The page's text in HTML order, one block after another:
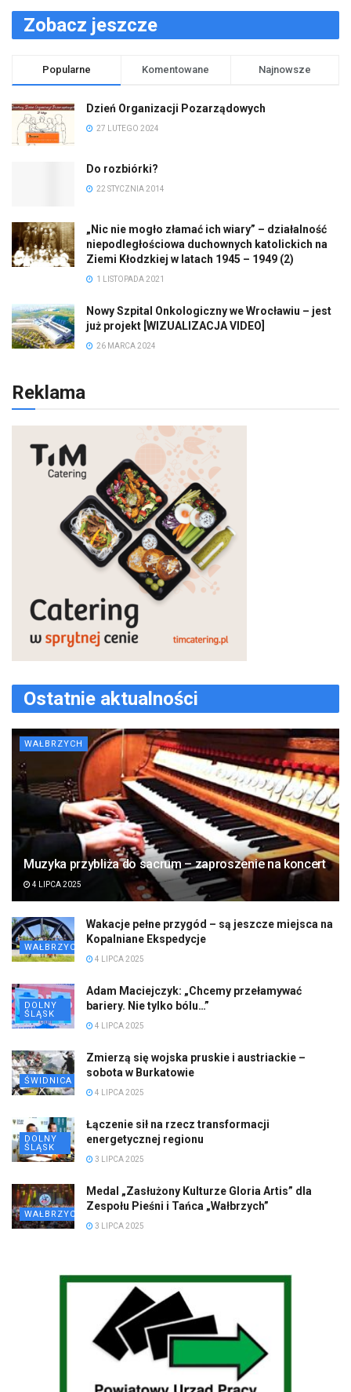
Zobacz jeszcze
Popularne Komentowane Najnowsze
Dzień Organizacji Pozarządowych
27 LUTEGO 2024
Do rozbiórki?
22 STYCZNIA 2014
„Nic nie mogło złamać ich wiary” – działalność
niepodległościowa duchownych katolickich na
Ziemi Kłodzkiej w latach 1945 – 1949 (2)
1 LISTOPADA 2021
Nowy Szpital Onkologiczny we Wrocławiu – jest
już projekt [WIZUALIZACJA VIDEO]
26 MARCA 2024
Reklama
Ostatnie aktualności
WAŁBRZYCH
Muzyka przybliża do sacrum – zaproszenie na koncert
4 LIPCA 2025
WAŁBRZYCH
Wakacje pełne przygód – są jeszcze miejsca na
Kopalniane Ekspedycje
4 LIPCA 2025
DOLNY
ŚLĄSK
Adam Maciejczyk: „Chcemy przełamywać
bariery. Nie tylko bólu…”
4 LIPCA 2025
ŚWIDNICA
Zmierzą się wojska pruskie i austriackie –
sobota w Burkatowie
4 LIPCA 2025
DOLNY
ŚLĄSK
Łączenie sił na rzecz transformacji
energetycznej regionu
3 LIPCA 2025
WAŁBRZYCH
Medal „Zasłużony Kulturze Gloria Artis” dla
Zespołu Pieśni i Tańca „Wałbrzych”
3 LIPCA 2025